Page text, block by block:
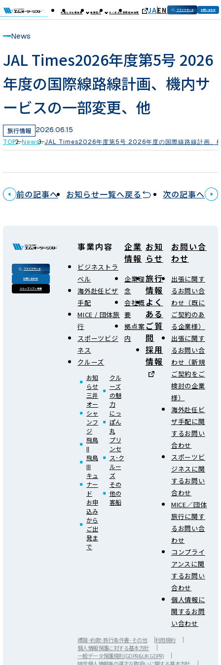
お知らせ企業情報 事業紹介 よくあるご質問採用情報 JAEN フライトサーチ お問い合わせ
News
JAL Times2026年度第5号 2026
年度の国際線路線計画、機内サ
ービスの一部変更、他
旅行情報 2026.06.15
TOP News JAL Times2026年度第5号 2026年度の国際線路線計画、
前の記事へ お知らせ一覧へ戻る 次の記事へ
フライトサーチ
お問い合わせ
クルーズツアー検索
事業内容
ビジネストラ
ベル
海外赴任ビザ
手配
MICE / 団体旅
行
スポーツビジ
ネス
クルーズ
お知
らせ
三井
オー
シャ
ンフ
ジ
飛鳥
II
飛鳥
III
キュ
ナー
ド
お申
込み
から
ご出
発ま
で
クル
ーズ
の魅
力
にっ
ぽん
丸
プリ
ンセ
ス･ク
ルー
ズ
その
他の
客船
企業
情報
企業理
念
会社概
要
拠点案
内
お知
らせ
旅行
情報
よく
ある
ご質
問
採用
情報
お問い合
わせ
出張に関す
るお問い合
わせ（既に
ご契約のあ
る企業様）
出張に関す
るお問い合
わせ（新規
ご契約をご
検討の企業
様）
海外赴任ビ
ザ手配に関
するお問い
合わせ
スポーツビ
ジネスに関
するお問い
合わせ
MICE／団体
旅行に関す
るお問い合
わせ
コンプライ
アンスに関
するお問い
合わせ
個人情報に
関するお問
い合わせ
標識･約款･旅行条件書･その他
利用規約
個人情報保護に対する基本方針
一般データ保護規則(GDPR&UK GDPR)
特定個人情報等の適正な取扱いに関する基本方針